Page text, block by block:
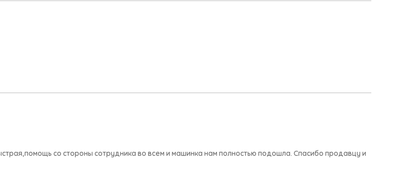
со стороны сотрудника во всем и машинка нам полностью подошла. Спасибо продавцу и